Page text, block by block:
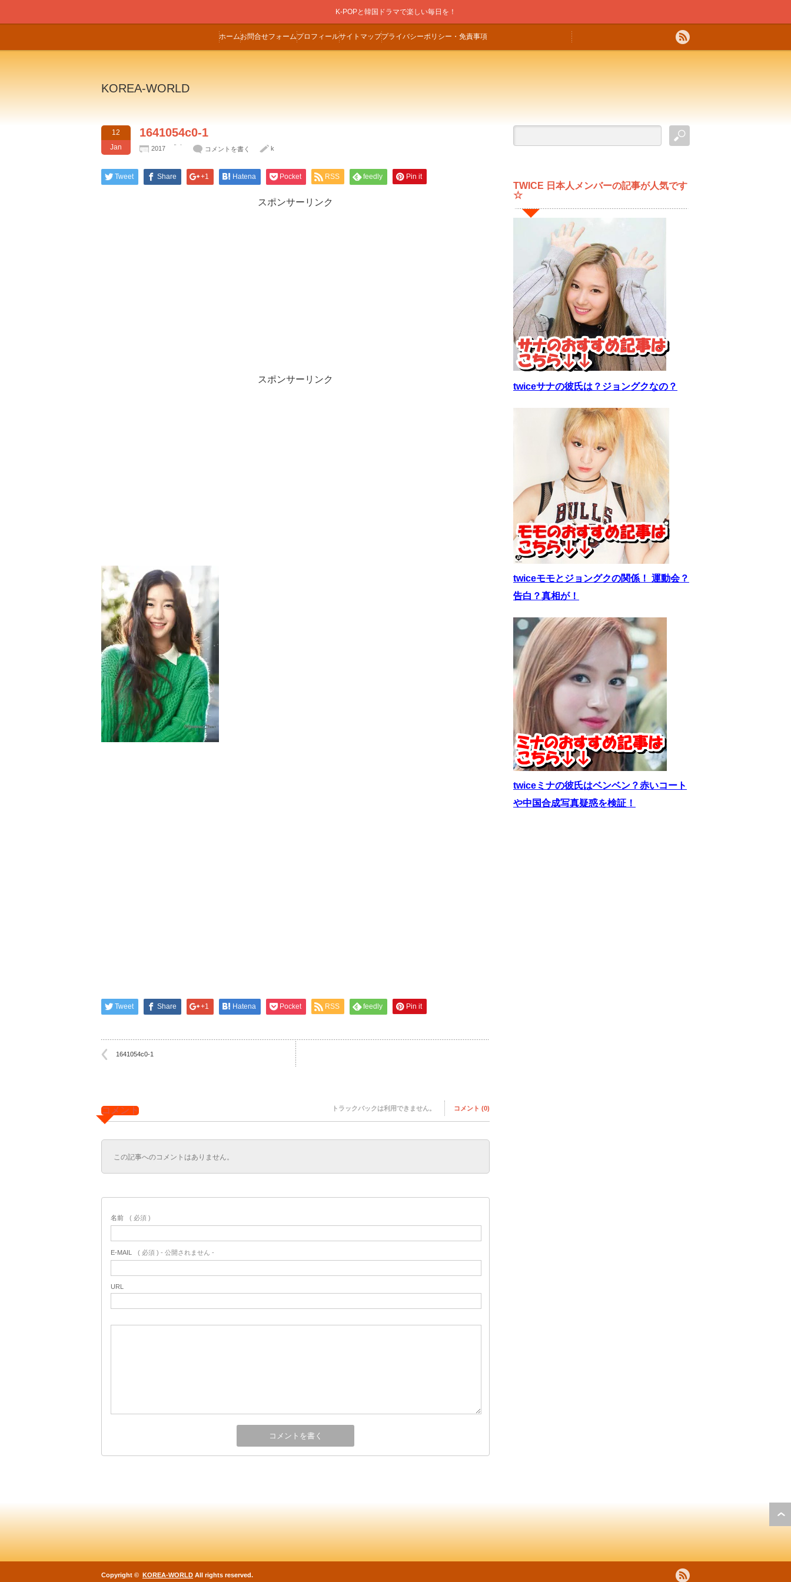
K-POPと韓国ドラマで楽しい毎日を！
ホームお問合せフォームプロフィールサイトマッププライバシーポリシー・免責事項
KOREA-WORLD
12
Jan
1641054c0-1
2017 コメントを書く k
Tweet Share +1 Hatena Pocket RSS feedly Pin it
スポンサーリンク
スポンサーリンク
Tweet Share +1 Hatena Pocket RSS feedly Pin it
1641054c0-1
コメント トラックバックは利用できません。 コメント (0)
この記事へのコメントはありません。
名前 ( 必須 )
E-MAIL ( 必須 ) - 公開されません -
URL
TWICE 日本人メンバーの記事が人気です
☆
twiceサナの彼氏は？ジョングクなの？
twiceモモとジョングクの関係！ 運動会？
告白？真相が！
twiceミナの彼氏はベンベン？赤いコート
や中国合成写真疑惑を検証！
Copyright © KOREA-WORLD All rights reserved.